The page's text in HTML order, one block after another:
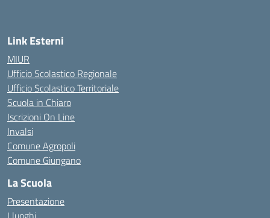
Link Esterni
MIUR
Ufficio Scolastico Regionale
Ufficio Scolastico Territoriale
Scuola in Chiaro
Iscrizioni On Line
Invalsi
Comune Agropoli
Comune Giungano
La Scuola
Presentazione